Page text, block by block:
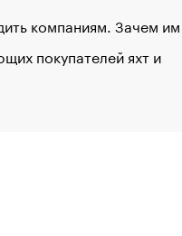
компаниям. Зачем
покупателей яхт и